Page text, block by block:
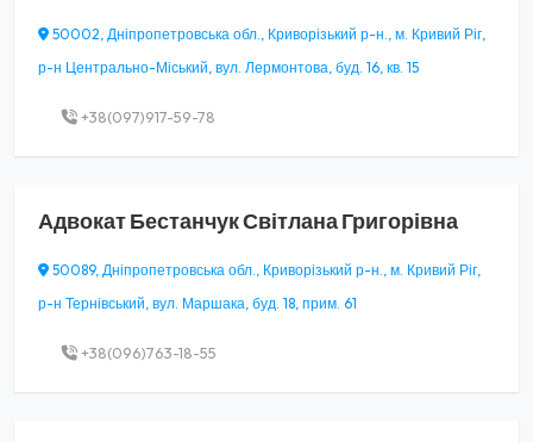
50002, Дніпропетровська обл., Криворізький р-н., м. Кривий Ріг,
р-н Центрально-Міський, вул. Лермонтова, буд. 16, кв. 15
+38(097)917-59-78
АдвокатБестанчук Світлана Григорівна
50089, Дніпропетровська обл., Криворізький р-н., м. Кривий Ріг,
р-н Тернівський, вул. Маршака, буд. 18, прим. 61
+38(096)763-18-55